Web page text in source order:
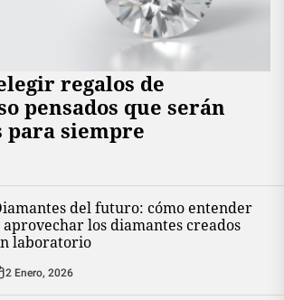
regalos de
pensados que serán
para siempre
del futuro: cómo entender
aprovechar los diamantes creados
laboratorio
2 Enero, 2026